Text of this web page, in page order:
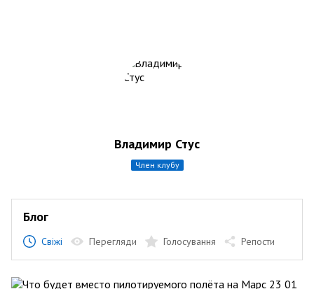
Владимир Стус
член клубу
Блог
Свіжі Перегляди Голосування Репости